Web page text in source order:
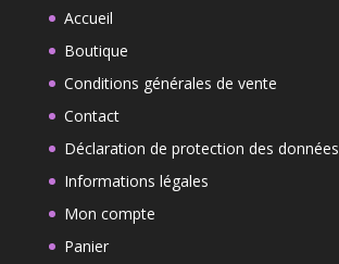
Accueil
Boutique
Conditions générales de vente
Contact
Déclaration de protection des données
Informations légales
Mon compte
Panier